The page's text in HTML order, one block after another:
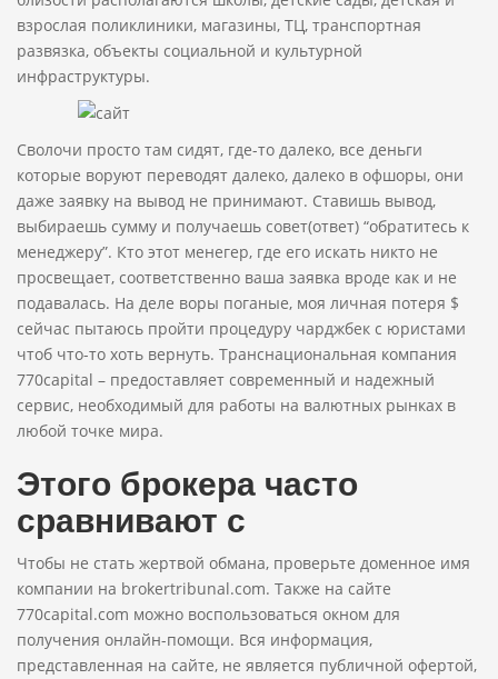
взрослая поликлиники, магазины, ТЦ, транспортная
развязка, объекты социальной и культурной
инфраструктуры.
Сволочи просто там сидят, где-то далеко, все деньги
которые воруют переводят далеко, далеко в офшоры, они
даже заявку на вывод не принимают. Ставишь вывод,
выбираешь сумму и получаешь совет(ответ) “обратитесь к
менеджеру”. Кто этот менегер, где его искать никто не
просвещает, соответственно ваша заявка вроде как и не
подавалась. На деле воры поганые, моя личная потеря $
сейчас пытаюсь пройти процедуру чарджбек с юристами
чтоб что-то хоть вернуть. Транснациональная компания
770capital – предоставляет современный и надежный
сервис, необходимый для работы на валютных рынках в
любой точке мира.
Этого брокера часто
сравнивают с
Чтобы не стать жертвой обмана, проверьте доменное имя
компании на brokertribunal.com. Также на сайте
770capital.com можно воспользоваться окном для
получения онлайн-помощи. Вся информация,
представленная на сайте, не является публичной офертой,